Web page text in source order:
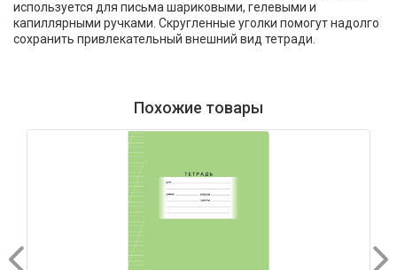
используется для письма шариковыми, гелевыми и
капиллярными ручками. Скругленные уголки помогут надолго
сохранить привлекательный внешний вид тетради.
Похожие товары